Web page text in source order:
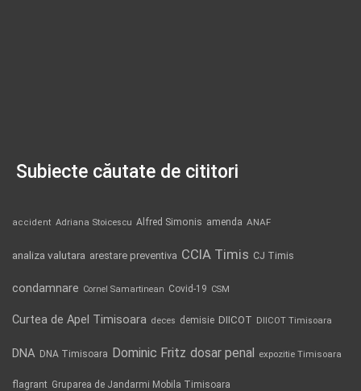
Subiecte căutate de cititori
accident Adriana Stoicescu Alfred Simonis amenda ANAF
analiza valutara arestare preventiva CCIA Timis CJ Timis
condamnare Cornel Samartinean Covid-19 CSM
Curtea de Apel Timisoara deces demisie DIICOT DIICOT Timisoara
DNA DNA Timisoara Dominic Fritz dosar penal expozitie Timisoara
flagrant Gruparea de Jandarmi Mobila Timisoara